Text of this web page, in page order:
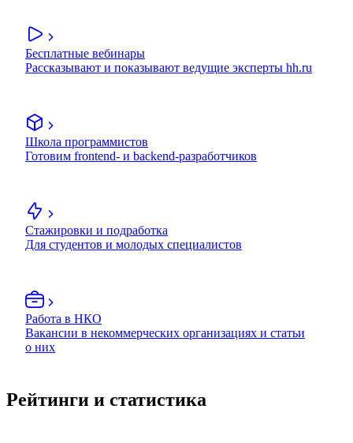
Бесплатные вебинары
Рассказывают и показывают ведущие эксперты hh.ru
Школа программистов
Готовим frontend- и backend-разработчиков
Стажировки и подработка
Для студентов и молодых специалистов
Работа в НКО
Вакансии в некоммерческих организациях и статьи
о них
Рейтинги и статистика